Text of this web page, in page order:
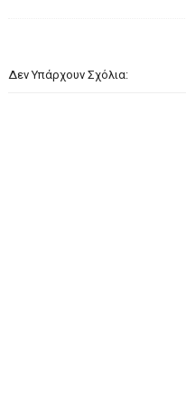
Δεν Υπάρχουν Σχόλια: